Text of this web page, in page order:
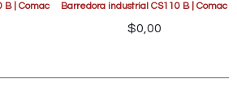
B | Comac Barredora industrial CS110 B | Comac
$0,00